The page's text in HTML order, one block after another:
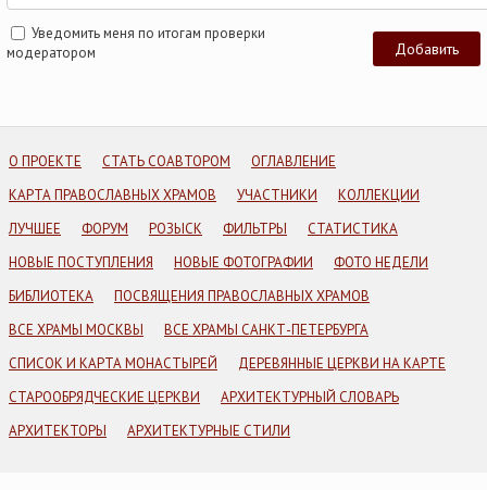
Уведомить меня по итогам проверки
модератором
О ПРОЕКТЕ СТАТЬ СОАВТОРОМ
ОГЛАВЛЕНИЕ
КАРТА ПРАВОСЛАВНЫХ ХРАМОВ
УЧАСТНИКИ
КОЛЛЕКЦИИ
ЛУЧШЕЕ
ФОРУМ РОЗЫСК ФИЛЬТРЫ
СТАТИСТИКА
НОВЫЕ ПОСТУПЛЕНИЯ
НОВЫЕ ФОТОГРАФИИ
ФОТО НЕДЕЛИ
БИБЛИОТЕКА
ПОСВЯЩЕНИЯ ПРАВОСЛАВНЫХ ХРАМОВ
ВСЕ ХРАМЫ МОСКВЫ
ВСЕ ХРАМЫ САНКТ-ПЕТЕРБУРГА
СПИСОК И КАРТА МОНАСТЫРЕЙ
ДЕРЕВЯННЫЕ ЦЕРКВИ НА КАРТЕ
СТАРООБРЯДЧЕСКИЕ ЦЕРКВИ
АРХИТЕКТУРНЫЙ СЛОВАРЬ
АРХИТЕКТОРЫ
АРХИТЕКТУРНЫЕ СТИЛИ